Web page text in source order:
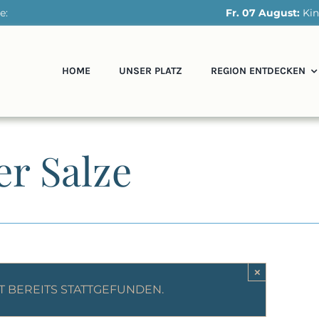
Fr. 07 August:
HOME UNSER PLATZ REGION ENTDECKEN
Salze
BEREITS STATTGEFUNDEN.
×